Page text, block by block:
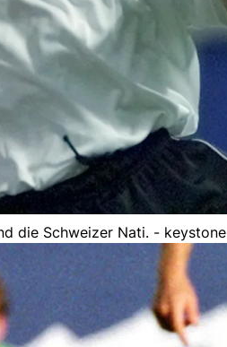
die Schweizer Nati. - keystone